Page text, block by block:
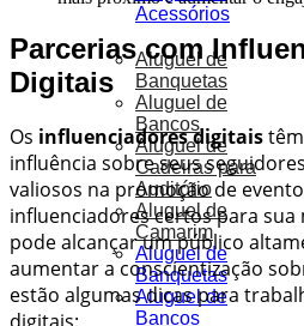
Acessórios
Aluguel de
Banquetas
Aluguel de
Bancos
Aluguel de
Cadeiras para
Auditório
Aluguel de
Camarim
Aluguel de
Banquetas
Aluguel de
Bancos
Parcerias com
Digitais
Os influenciadores digitais
influência sobre seus
valiosos na promoção de
influenciadores certos para sua
pode alcançar um público
aumentar a conscientização
estão algumas dicas para